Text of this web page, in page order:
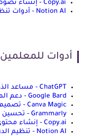
Copy.ai - إنشاء نصوص بالذكاء الاصطناعي
Notion AI - أدوات تنظيم وإنتاجية بالذكاء الاصطناعي
أدوات للمعلمين
ChatGPT - مساعد الذكاء الاصطناعي للمعلمين
Google Bard - دعم المعلمين في البحث والمحتوى
Canva Magic - تصميم موارد تعليمية بسهولة
Grammarly - تحسين الكتابة الأكاديمية
Copy.ai - إنشاء محتوى تعليمي بالذكاء الاصطناعي
Notion AI - تنظيم الدروس والمهام